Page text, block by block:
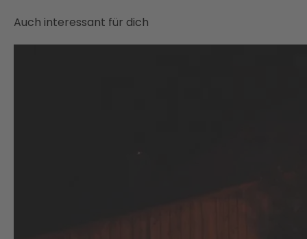
Auch interessant für dich